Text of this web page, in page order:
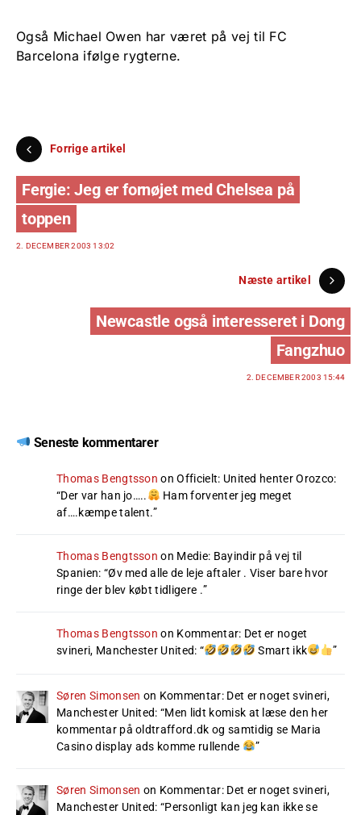
Også Michael Owen har været på vej til FC
Barcelona ifølge rygterne.
Forrige artikel
Fergie: Jeg er fornøjet med Chelsea på
toppen
2. DECEMBER 2003 13:02
Næste artikel
Newcastle også interesseret i Dong
Fangzhuo
2. DECEMBER 2003 15:44
Seneste kommentarer
Thomas Bengtsson onOfficielt: United henter Orozco:
“Der var han jo…..
Ham forventer jeg meget
af….kæmpe talent.”
Thomas Bengtsson on Medie: Bayindir på vej til
Spanien: “Øv med alle de leje aftaler . Viser bare hvor
ringe der blev købt tidligere .”
Thomas Bengtsson on Kommentar: Det er noget
svineri, Manchester United: “ Smart ikk ”
Søren Simonsen on Kommentar: Det er noget svineri,
Manchester United: “Men lidt komisk at læse den her
kommentar på oldtrafford.dk og samtidig se Maria
Casino display ads komme rullende
”
Søren Simonsen on Kommentar: Det er noget svineri,
Manchester United: “Personligt kan jeg kan ikke se